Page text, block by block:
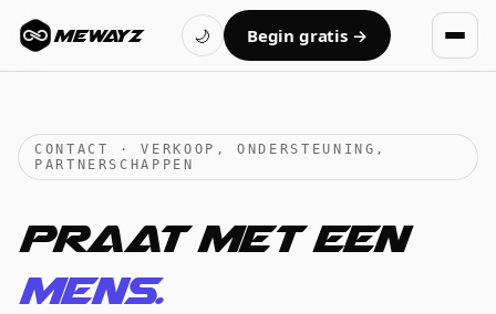
MEWAYZ 🌙 Begin gratis →
CONTACT · VERKOOP, ONDERSTEUNING,
PARTNERSCHAPPEN
Praat met een
mens.